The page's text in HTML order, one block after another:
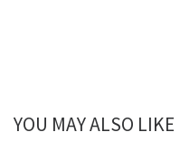
YOU MAY ALSO LIKE